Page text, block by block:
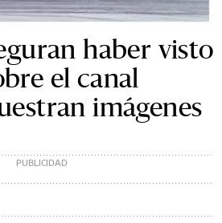
haber visto
el canal
imágenes